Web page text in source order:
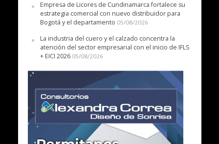
Empresa de Licores de Cundinamarca fortalece su
estrategia comercial con nuevo distribuidor para
Bogotá y el departamento 05/08/2026
La industria del cuero y el calzado concentra la
atención del sector empresarial con el inicio de IFLS
+ EICI 2026 05/08/2026